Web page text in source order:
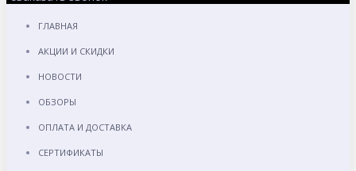
ГЛАВНАЯ
АКЦИИ И СКИДКИ
НОВОСТИ
ОБЗОРЫ
ОПЛАТА И ДОСТАВКА
СЕРТИФИКАТЫ